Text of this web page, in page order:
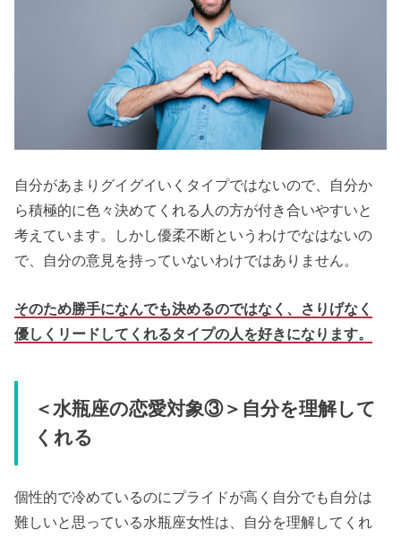
自分があまりグイグイいくタイプではないので、自分か
ら積極的に色々決めてくれる人の方が付き合いやすいと
考えています。しかし優柔不断というわけでなはないの
で、自分の意見を持っていないわけではありません。
そのため勝手になんでも決めるのではなく、さりげなく
優しくリードしてくれるタイプの人を好きになります。
＜水瓶座の恋愛対象③＞自分を理解して
くれる
個性的で冷めているのにプライドが高く自分でも自分は
難しいと思っている水瓶座女性は、自分を理解してくれ